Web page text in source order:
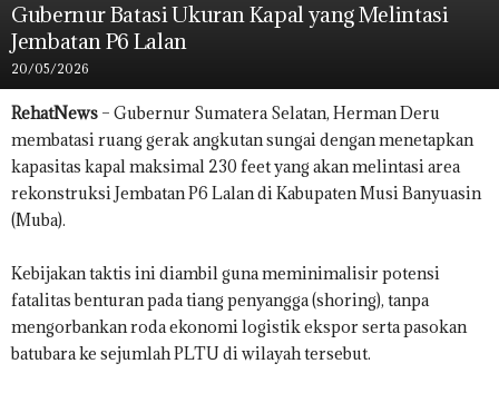
Gubernur Batasi Ukuran Kapal yang Melintasi
Jembatan P6 Lalan
20/05/2026
RehatNews – Gubernur Sumatera Selatan, Herman Deru
membatasi ruang gerak angkutan sungai dengan menetapkan
kapasitas kapal maksimal 230 feet yang akan melintasi area
rekonstruksi Jembatan P6 Lalan di Kabupaten Musi Banyuasin
(Muba).
Kebijakan taktis ini diambil guna meminimalisir potensi
fatalitas benturan pada tiang penyangga (shoring), tanpa
mengorbankan roda ekonomi logistik ekspor serta pasokan
batubara ke sejumlah PLTU di wilayah tersebut.